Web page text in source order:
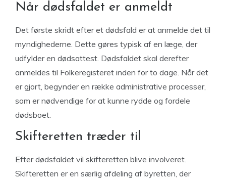
Når dødsfaldet er anmeldt
Det første skridt efter et dødsfald er at anmelde det til
myndighederne. Dette gøres typisk af en læge, der
udfylder en dødsattest. Dødsfaldet skal derefter
anmeldes til Folkeregisteret inden for to dage. Når det
er gjort, begynder en række administrative processer,
som er nødvendige for at kunne rydde og fordele
dødsboet.
Skifteretten træder til
Efter dødsfaldet vil skifteretten blive involveret.
Skifteretten er en særlig afdeling af byretten, der